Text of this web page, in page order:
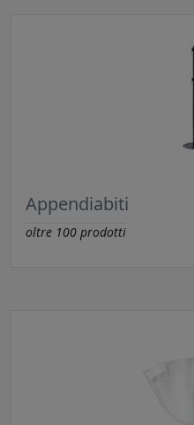
Appendiabiti
oltre 100 prodotti